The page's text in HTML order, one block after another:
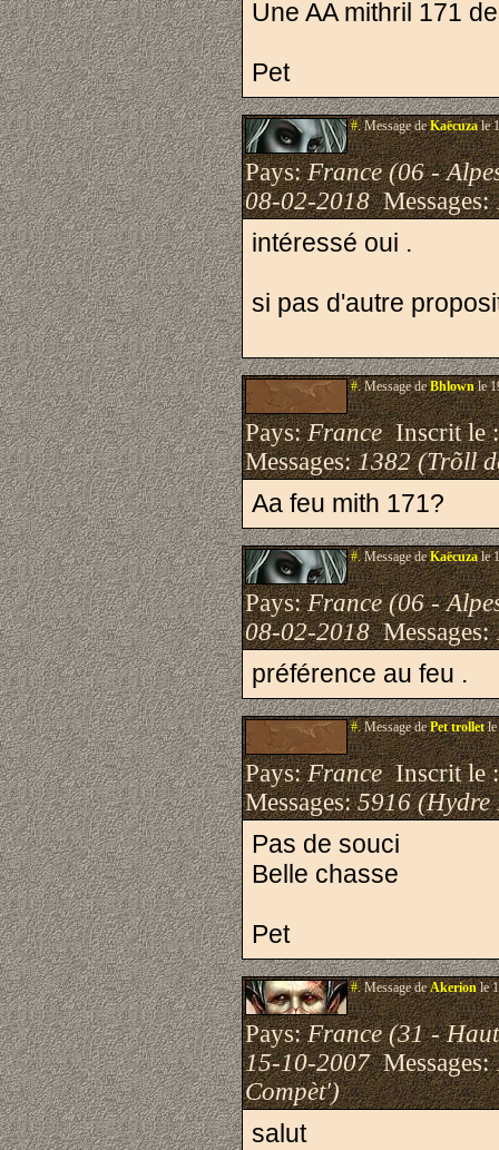
Une AA mithril 171
Pet
#.Message deKaëcuzale
Pays:France (06 -
08-02-2018Messages:
intéressé oui .
si pas d'autre
#.Message deBhlownle
Pays:FranceInscrit le
Messages:1382 (Trõll
Aa feu mith 171?
#.Message deKaëcuzale
Pays:France (06 -
08-02-2018Messages:
préférence au feu .
#.Message dePet trolletle
Pays:FranceInscrit le
Messages:5916 (Hydre
Pas de souci
Belle chasse
Pet
#.Message deAkerionle
Pays:France (31 -
15-10-2007Messages:
Compèt')
salut